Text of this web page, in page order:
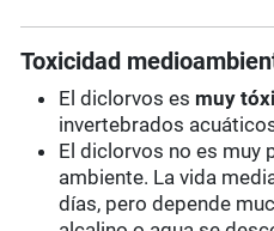
Toxicidad
El diclorvos es muy
invertebrados
El diclorvos no es muy
ambiente. La vida
días, pero depende